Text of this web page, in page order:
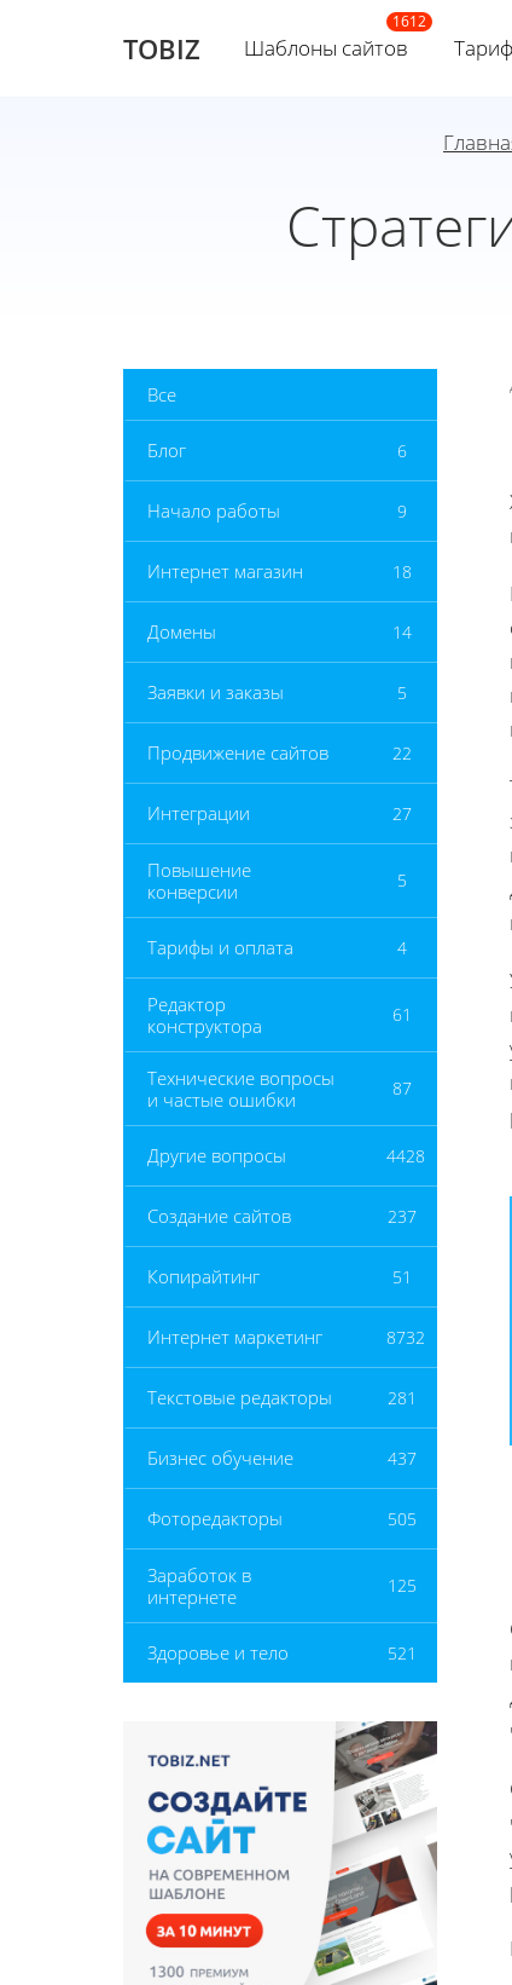
TOBIZ Шаблоны сайтов
Все
Блог 6
Начало работы 9
Интернет магазин 18
Домены 14
Заявки и заказы 5
Продвижение сайтов 22
Интеграции 27
Повышение
конверсии
5
Тарифы и оплата 4
Редактор
конструктора
61
Технические вопросы
и частые ошибки
87
Другие вопросы 4428
Создание сайтов 237
Копирайтинг 51
Интернет маркетинг 8732
Текстовые редакторы 281
Бизнес обучение 437
Фоторедакторы 505
Заработок в
интернете
125
Здоровье и тело 521